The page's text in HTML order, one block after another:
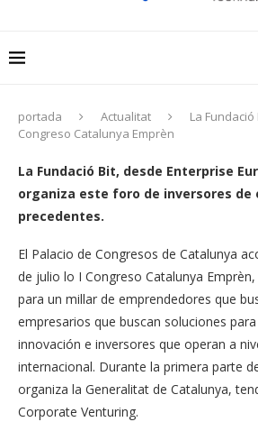
portada Actualitat
La
Congreso Catalunya Emprèn
La Fundació Bit, desde Enterprise
organiza este foro de inversores de
precedentes.
El Palacio de Congresos de Catalunya
de julio lo I Congreso Catalunya
para un millar de emprendedores que
empresarios que buscan soluciones
innovación e inversores que operan a
internacional. Durante la primera parte
organiza la Generalitat de Catalunya,
Corporate Venturing.